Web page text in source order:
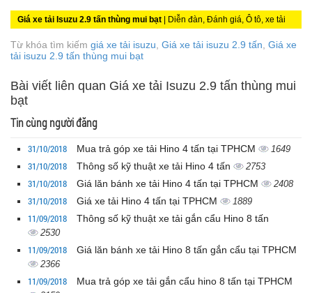
Giá xe tải Isuzu 2.9 tấn thùng mui bạt | Diễn đàn, Đánh giá, Ô tô, xe tải
Từ khóa tìm kiếm giá xe tải isuzu Giá xe tải isuzu 2.9 tấn Giá xe
tải isuzu 2.9 tấn thùng mui bạt
Bài viết liên quan Giá xe tải Isuzu 2.9 tấn thùng mui
bạt
Tin cùng người đăng
31/10/2018 Mua trả góp xe tải Hino 4 tấn tại TPHCM 1649
31/10/2018 Thông số kỹ thuật xe tải Hino 4 tấn 2753
31/10/2018 Giá lăn bánh xe tải Hino 4 tấn tại TPHCM 2408
31/10/2018 Giá xe tải Hino 4 tấn tại TPHCM 1889
11/09/2018 Thông số kỹ thuật xe tải gắn cẩu Hino 8 tấn
2530
11/09/2018 Giá lăn bánh xe tải Hino 8 tấn gắn cẩu tại TPHCM
2366
11/09/2018 Mua trả góp xe tải gắn cẩu hino 8 tấn tại TPHCM